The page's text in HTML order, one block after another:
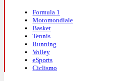
Formula 1
Motomondiale
Basket
Tennis
Running
Volley
eSports
Ciclismo